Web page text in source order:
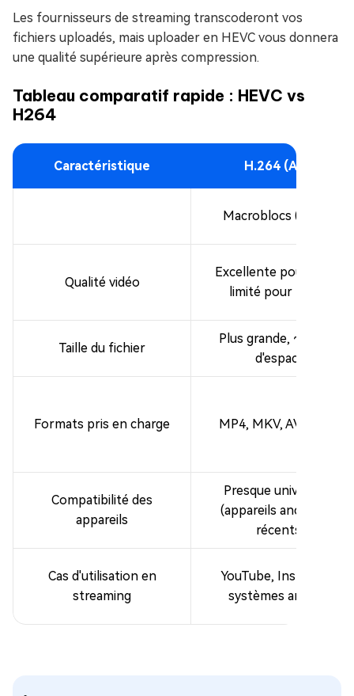
Les fournisseurs de streaming transcoderont vos
fichiers uploadés, mais uploader en HEVC vous donnera
une qualité supérieure après compression.
Tableau comparatif rapide : HEVC vs
H264
Caractéristique H.264 (AVC)
Macroblocs (16x16)
Qualité vidéo
Excellente pour la HD,
limité pour 4K/8K
Taille du fichier
Plus grande, ~2x plus
d'espace
Formats pris en charge MP4, MKV, AVI, MOV
Compatibilité des
appareils
Presque universelle
(appareils anciens et
récents)
Cas d'utilisation en
streaming
YouTube, Instagram,
systèmes anciens